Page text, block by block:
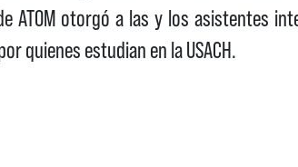
ATOM otorgó a las y los asistentes
quienes estudian en la USACH.